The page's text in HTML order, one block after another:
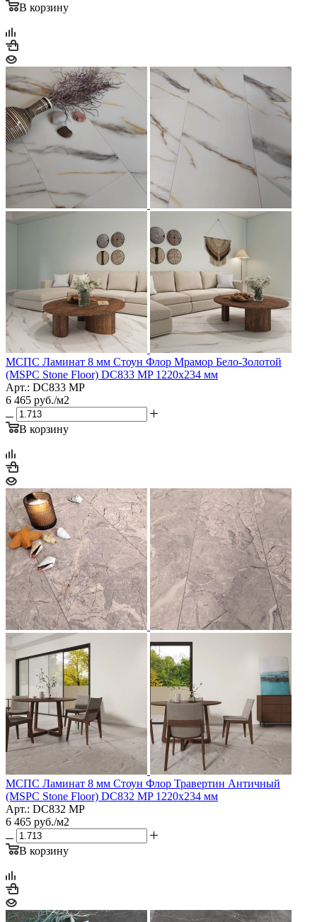
В корзину
МСПС Ламинат 8 мм Стоун Флор Мрамор Бело-Золотой
(MSPC Stone Floor) DC833 MP 1220х234 мм
Арт.: DC833 MP
6 465 руб./м2
В корзину
МСПС Ламинат 8 мм Стоун Флор Травертин Античный
(MSPC Stone Floor) DC832 MP 1220х234 мм
Арт.: DC832 MP
6 465 руб./м2
В корзину